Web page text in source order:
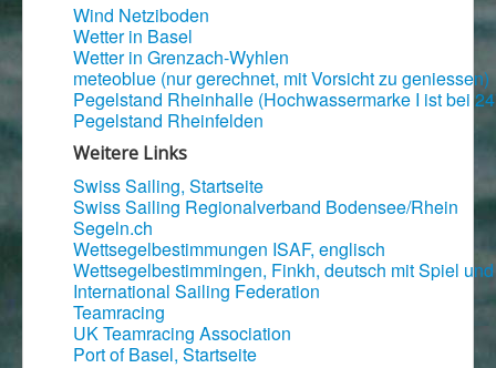
Wind Netziboden
Wetter in Basel
Wetter in Grenzach-Wyhlen
meteoblue (nur gerechnet, mit Vorsicht zu geniessen)
Pegelstand Rheinhalle (Hochwassermarke I ist bei
Pegelstand Rheinfelden
Weitere Links
Swiss Sailing, Startseite
Swiss Sailing Regionalverband Bodensee/Rhein
Segeln.ch
Wettsegelbestimmungen ISAF, englisch
Wettsegelbestimmingen, Finkh, deutsch mit Spiel
International Sailing Federation
Teamracing
UK Teamracing Association
Port of Basel, Startseite